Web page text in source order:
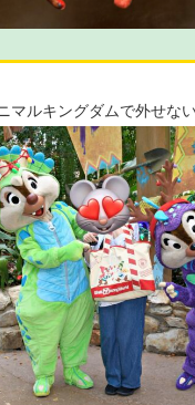
マルキングダムで外せな